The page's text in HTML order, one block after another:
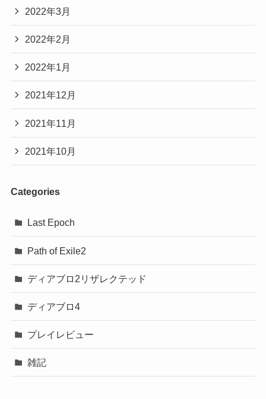
2022年3月
2022年2月
2022年1月
2021年12月
2021年11月
2021年10月
Categories
Last Epoch
Path of Exile2
ディアブロ2リザレクテッド
ディアブロ4
プレイレビュー
雑記